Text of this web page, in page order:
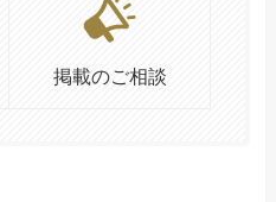
掲載のご相談